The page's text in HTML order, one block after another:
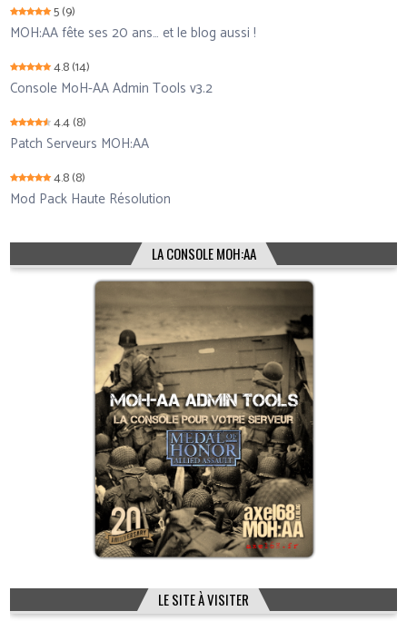
5(9)
MOH:AA fête ses 20 ans… et le blog aussi !
4.8(14)
Console MoH-AA Admin Tools v3.2
4.4(8)
Patch Serveurs MOH:AA
4.8(8)
Mod Pack Haute Résolution
LA CONSOLE MOH:AA
LE SITE À VISITER